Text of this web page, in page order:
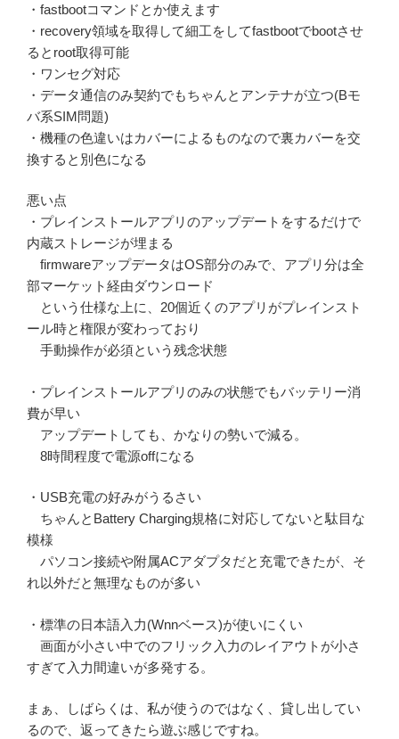
・fastbootコマンドとか使えます
・recovery領域を取得して細工をしてfastbootでbootさせ
るとroot取得可能
・ワンセグ対応
・データ通信のみ契約でもちゃんとアンテナが立つ(Bモ
バ系SIM問題)
・機種の色違いはカバーによるものなので裏カバーを交
換すると別色になる
悪い点
・プレインストールアプリのアップデートをするだけで
内蔵ストレージが埋まる
firmwareアップデータはOS部分のみで、アプリ分は全
部マーケット経由ダウンロード
という仕様な上に、20個近くのアプリがプレインスト
ール時と権限が変わっており
手動操作が必須という残念状態
・プレインストールアプリのみの状態でもバッテリー消
費が早い
アップデートしても、かなりの勢いで減る。
8時間程度で電源offになる
・USB充電の好みがうるさい
ちゃんとBattery Charging規格に対応してないと駄目な
模様
パソコン接続や附属ACアダプタだと充電できたが、そ
れ以外だと無理なものが多い
・標準の日本語入力(Wnnベース)が使いにくい
画面が小さい中でのフリック入力のレイアウトが小さ
すぎて入力間違いが多発する。
まぁ、しばらくは、私が使うのではなく、貸し出してい
るので、返ってきたら遊ぶ感じですね。